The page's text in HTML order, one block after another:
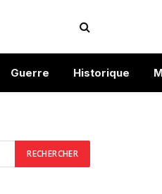
Guerre Historique